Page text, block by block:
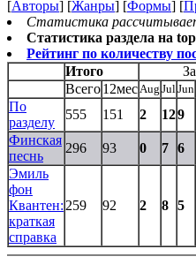
[Авторы] [Жанры] [Формы] [
Статистика
Статистика раздела на
Рейтинг по количеству
Итого
Всего12мес Aug Jul Jun
По
разделу
555 151 2 129
Финская
песнь
296 93 0 7 6
Эмиль
фон
Квантен:
краткая
справка
259 92 2 8 5